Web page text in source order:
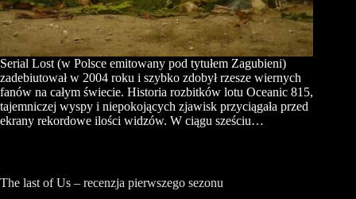
Serial Lost (w Polsce emitowany pod tytułem Zagubieni)
zadebiutował w 2004 roku i szybko zdobył rzesze wiernych
fanów na całym świecie. Historia rozbitków lotu Oceanic 815,
tajemniczej wyspy i niepokojących zjawisk przyciągała przed
ekrany rekordowe ilości widzów. W ciągu sześciu…
The last of Us – recenzja pierwszego sezonu